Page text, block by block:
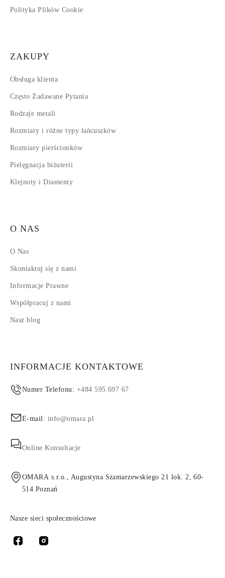
Polityka Plików Cookie
ZAKUPY
Obsługa klienta
Często Zadawane Pytania
Rodzaje metali
Rozmiary i różne typy łańcuszków
Rozmiary pierścionków
Pielęgnacja biżuterii
Klejnoty i Diamenty
O NAS
O Nas
Skontaktuj się z nami
Informacje Prawne
Współpracuj z nami
Nasz blog
INFORMACJE KONTAKTOWE
Numer Telefonu: +484 595 697 67
E-mail: info@omara.pl
Online Konsultacje
OMARA s.r.o., Augustyna Szamarzewskiego 21 lok. 2, 60-
514 Poznań
Nasze sieci społecznościowe